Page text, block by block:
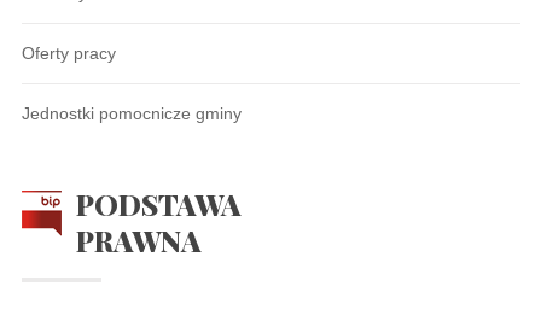
Oferty pracy
Jednostki pomocnicze gminy
PODSTAWA
PRAWNA